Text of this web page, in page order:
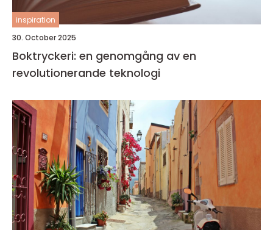
inspiration
30. October 2025
Boktryckeri: en genomgång av en
revolutionerande teknologi